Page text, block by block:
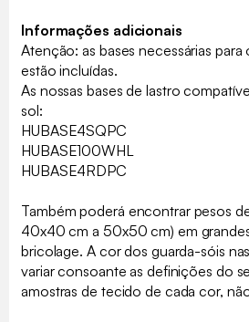
Informações adicionais
Atenção: as bases necessárias
estão incluídas.
As nossas bases de lastro
sol:
HUBASE4SQPC
HUBASE100WHL
HUBASE4RDPC
Também poderá encontrar pesos
40x40 cm a 50x50 cm) em
bricolage. A cor dos guarda-sóis
variar consoante as definições do
amostras de tecido de cada cor,